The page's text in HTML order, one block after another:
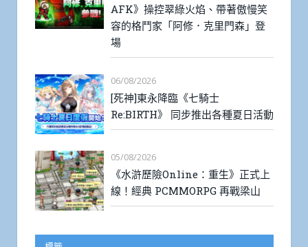
AFK》操控翠綠火焰、帶著傲慢笑
容的格鬥家「阿修．克里門森」登
場
06/08/2026
[死神]東永降臨《七騎士
Re:BIRTH》 同步推出各種夏日活動
05/08/2026
《水滸歷險Online：重生》正式上
線！經典 PCMMORPG 再戰梁山